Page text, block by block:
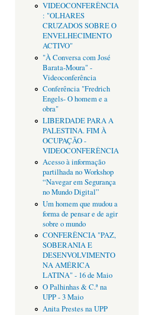
VIDEOCONFERÊNCIA
: "OLHARES
CRUZADOS SOBRE O
ENVELHECIMENTO
ACTIVO"
"À Conversa com José
Barata-Moura" -
Videoconferência
Conferência "Fredrich
Engels- O homem e a
obra"
LIBERDADE PARA A
PALESTINA. FIM À
OCUPAÇÃO -
VIDEOCONFERÊNCIA
Acesso à informação
partilhada no Workshop
“Navegar em Segurança
no Mundo Digital”
Um homem que mudou a
forma de pensar e de agir
sobre o mundo
CONFERÊNCIA "PAZ,
SOBERANIA E
DESENVOLVIMENTO
NA AMÉRICA
LATINA" - 16 de Maio
O Palhinhas & C.ª na
UPP - 3 Maio
Anita Prestes na UPP